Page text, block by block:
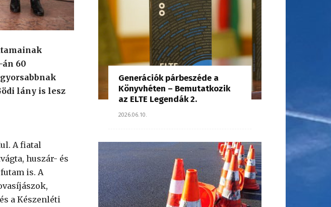
án 60
lány is lesz
A fiatal
huszár- és
is. A
a Készenléti
Generációk párbeszéde a
Könyvhéten – Bemutatkozik
az ELTE Legendák 2.
2026.06.10.